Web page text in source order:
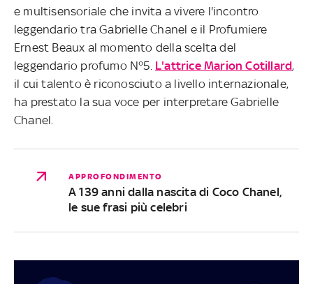
e multisensoriale che invita a vivere l'incontro
leggendario tra Gabrielle Chanel e il Profumiere
Ernest Beaux al momento della scelta del
leggendario profumo N°5. L'attrice Marion Cotillard,
il cui talento è riconosciuto a livello internazionale,
ha prestato la sua voce per interpretare Gabrielle
Chanel.
APPROFONDIMENTO
A 139 anni dalla nascita di Coco Chanel,
le sue frasi più celebri